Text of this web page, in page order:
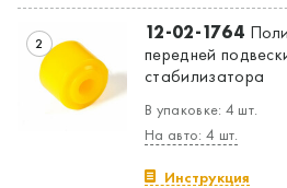
2 12-02-1764
передней
стабилизатора
В упаковке: 4 шт.
На авто: 4 шт.
Инструкция